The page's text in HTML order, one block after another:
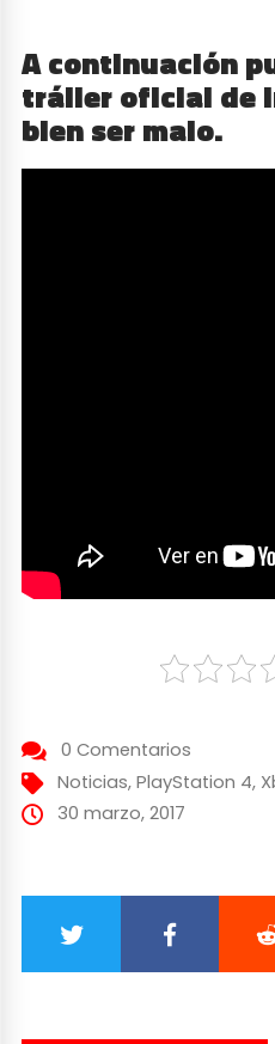
A continuación
tráiler oficial de
bien ser malo.
0 Comentarios
Noticias, PlayStation 4,
30 marzo, 2017